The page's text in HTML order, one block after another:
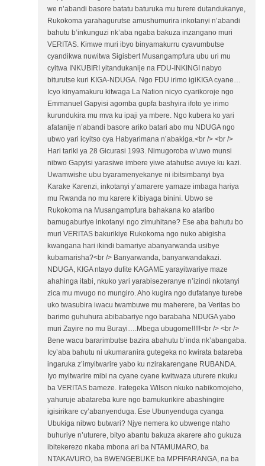
we n’abandi basore batatu baturuka mu turere dutandukanye,
Rukokoma yarahagurutse amushumurira inkotanyi n’abandi
bahutu b’inkunguzi nk’aba ngaba bakuza inzangano muri
VERITAS. Kimwe muri ibyo binyamakurru cyavumbutse
cyandikwa nuwitwa Sigisbert Musangampfura ubu uri mu
cyitwa INKUBIRI yitandukanije na FDU-INKINGI nabyo
biturutse kuri KIGA-NDUGA. Ngo FDU irimo igiKIGA cyane…
Icyo kinyamakuru kitwaga La Nation nicyo cyarikoroje ngo
Emmanuel Gapyisi agomba gupfa bashyira ifoto ye irimo
kurundukira mu mva ku ipaji ya mbere. Ngo kubera ko yari
afatanije n’abandi basore ariko batari abo mu NDUGA ngo
ubwo yari icyitso cya Habyarimana n’abakiga.<br /> <br />
Hari tariki ya 28 Gicurasi 1993. Nimugoroba w’uwo munsi
nibwo Gapyisi yarasiwe imbere yiwe atahutse avuye ku kazi.
Uwamwishe ubu byaramenyekanye ni ibitsimbanyi bya
Karake Karenzi, inkotanyi y’amarere yamaze imbaga hariya
mu Rwanda no mu karere k’ibiyaga binini. Ubwo se
Rukokoma na Musangampfura bahakana ko ataribo
bamugaburiye inkotanyi ngo zimuhitane? Ese aba bahutu bo
muri VERITAS bakurikiye Rukokoma ngo nuko abigisha
kwangana hari ikindi bamariye abanyarwanda usibye
kubamarisha?<br /> Banyarwanda, banyarwandakazi.
NDUGA, KIGA ntayo dufite KAGAME yarayitwariye maze
ahahinga itabi, nkuko yari yarabisezeranye n’izindi nkotanyi
zica mu mvugo no mungiro. Aho kugira ngo dufatanye turebe
uko twasubira iwacu twambuwe mu maherere, ba Veritas bo
barimo guhuhura abibabariye ngo barabaha NDUGA yabo
muri Zayire no mu Burayi….Mbega ubugome!!!!!<br /> <br />
Bene wacu bararimbutse bazira abahutu b’inda nk’abangaba.
Icy’aba bahutu ni ukumaranira gutegeka no kwirata batareba
ingaruka z’imyitwarire yabo ku nzirakarengane RUBANDA.
Iyo myitwarire mibi na cyane cyane kwitwaza uturere nkuku
ba VERITAS bameze. Irategeka Wilson nkuko nabikomojeho,
yahuruje abatareba kure ngo bamukurikire abashingire
igisirikare cy’abanyenduga. Ese Ubunyenduga cyanga
Ubukiga nibwo butwari? Njye nemera ko ubwenge ntaho
buhuriye n’uturere, bityo abantu bakuza akarere aho gukuza
ibitekerezo nkaba mbona ari ba NTAMUMARO, ba
NTAKAVURO, ba BWENGEBUKE ba MPFIFARANGA, na ba